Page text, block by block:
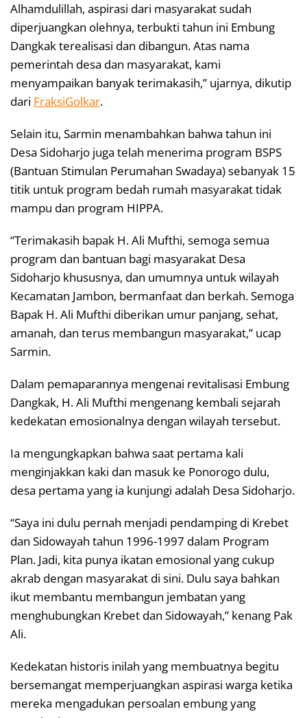
Alhamdulillah, aspirasi dari masyarakat sudah
diperjuangkan olehnya, terbukti tahun ini Embung
Dangkak terealisasi dan dibangun. Atas nama
pemerintah desa dan masyarakat, kami
menyampaikan banyak terimakasih,” ujarnya, dikutip
dari FraksiGolkar.
Selain itu, Sarmin menambahkan bahwa tahun ini
Desa Sidoharjo juga telah menerima program BSPS
(Bantuan Stimulan Perumahan Swadaya) sebanyak 15
titik untuk program bedah rumah masyarakat tidak
mampu dan program HIPPA.
“Terimakasih bapak H. Ali Mufthi, semoga semua
program dan bantuan bagi masyarakat Desa
Sidoharjo khususnya, dan umumnya untuk wilayah
Kecamatan Jambon, bermanfaat dan berkah. Semoga
Bapak H. Ali Mufthi diberikan umur panjang, sehat,
amanah, dan terus membangun masyarakat,” ucap
Sarmin.
Dalam pemaparannya mengenai revitalisasi Embung
Dangkak, H. Ali Mufthi mengenang kembali sejarah
kedekatan emosionalnya dengan wilayah tersebut.
Ia mengungkapkan bahwa saat pertama kali
menginjakkan kaki dan masuk ke Ponorogo dulu,
desa pertama yang ia kunjungi adalah Desa Sidoharjo.
“Saya ini dulu pernah menjadi pendamping di Krebet
dan Sidowayah tahun 1996-1997 dalam Program
Plan. Jadi, kita punya ikatan emosional yang cukup
akrab dengan masyarakat di sini. Dulu saya bahkan
ikut membantu membangun jembatan yang
menghubungkan Krebet dan Sidowayah,” kenang Pak
Ali.
Kedekatan historis inilah yang membuatnya begitu
bersemangat memperjuangkan aspirasi warga ketika
mereka mengadukan persoalan embung yang